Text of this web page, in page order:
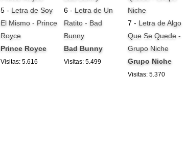
5 - Letra de Soy
El Mismo - Prince
Royce
Prince Royce
Visitas: 5.616
6 - Letra de Un
Ratito - Bad
Bunny
Bad Bunny
Visitas: 5.499
7 - Letra de Algo
Que Se Quede -
Grupo Niche
Grupo Niche
Visitas: 5.370